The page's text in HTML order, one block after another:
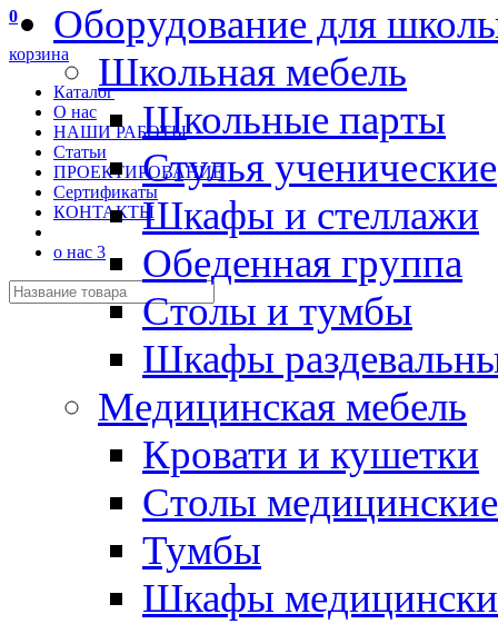
0
корзина
Каталог
О нас
НАШИ РАБОТЫ
Статьи
ПРОЕКТИРОВАНИЕ
Сертификаты
КОНТАКТЫ
о нас 3
Оборудование для
Школьная мебель
Школьные парты
Стулья ученические
Шкафы и стеллажи
Обеденная группа
Столы и тумбы
Шкафы
Медицинская мебель
Кровати и кушетки
Столы медицинские
Тумбы
Шкафы